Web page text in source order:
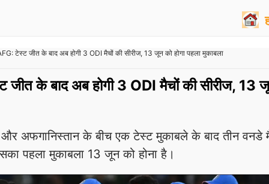
टेस्ट जीत के बाद अब होगी 3 ODI मैचों की सीरीज, 13 जून को होगा पहला मुकाबला
जीत के बाद अब होगी 3 ODI मैचों की सीरीज, 13
अफगानिस्तान के बीच एक टेस्ट मुकाबले के बाद तीन वनडे
पहला मुकाबला 13 जून को होना है।